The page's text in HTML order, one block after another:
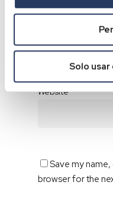
Solo
Website
Save my
browser for the